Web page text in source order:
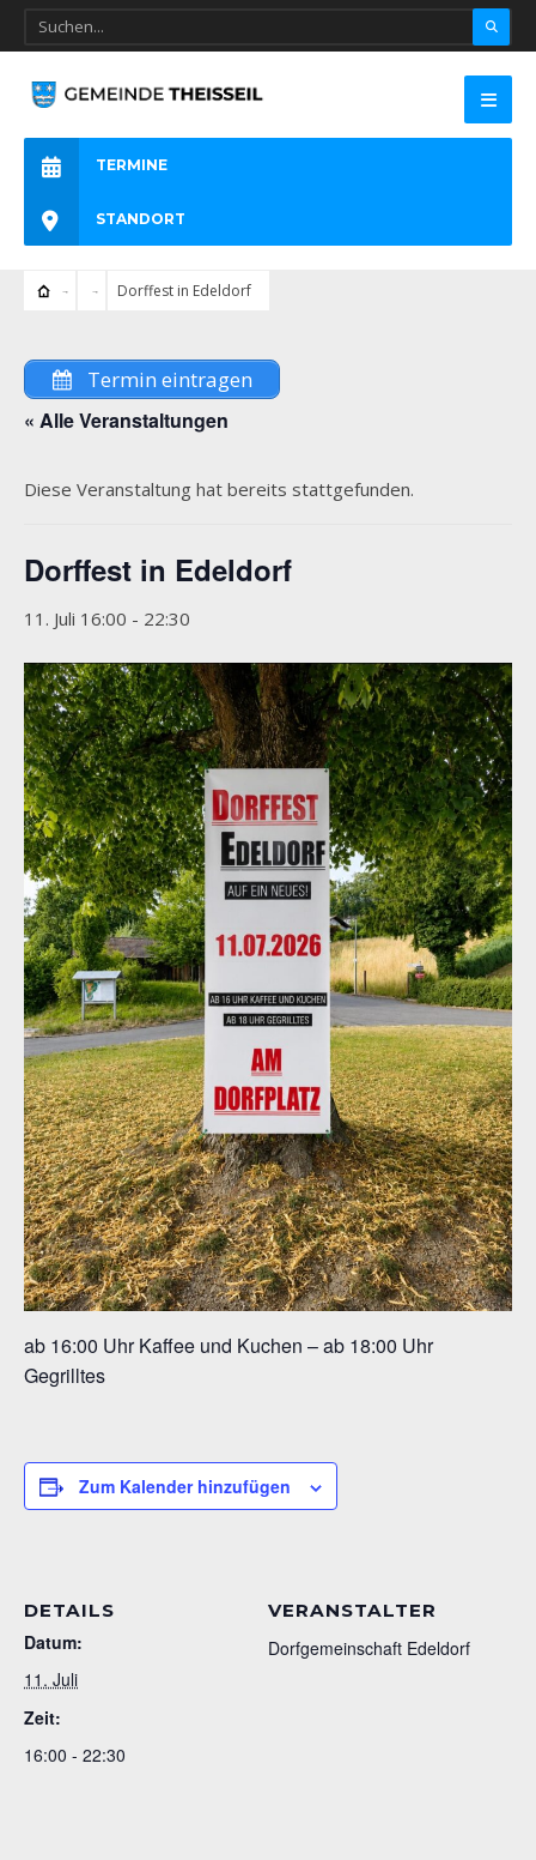
TERMINE
STANDORT
Dorffest in Edeldorf
Termin eintragen
« Alle Veranstaltungen
Diese Veranstaltung hat bereits stattgefunden.
Dorffest in Edeldorf
11. Juli 16:00 - 22:30
ab 16:00 Uhr Kaffee und Kuchen – ab 18:00 Uhr
Gegrilltes
Zum Kalender hinzufügen
DETAILS
Datum:
11. Juli
Zeit:
16:00 - 22:30
VERANSTALTER
Dorfgemeinschaft Edeldorf